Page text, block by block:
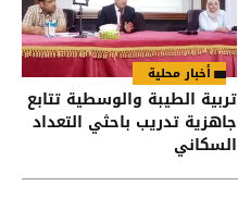
أخبار محلية
تربية الطيبة والوسطية تتابع
جاهزية تدريب باحثي التعداد
السكاني